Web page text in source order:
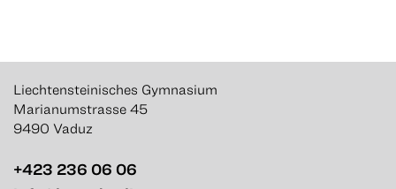
Liechtensteinisches Gymnasium
Marianumstrasse 45
9490 Vaduz
+423 236 06 06